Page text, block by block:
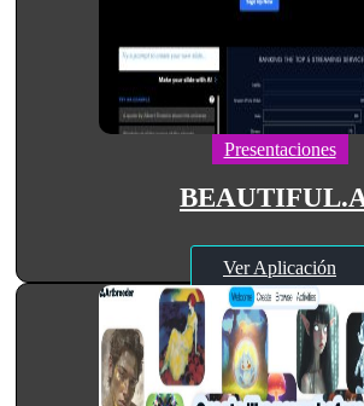
Presentaciones
Ver Aplicación